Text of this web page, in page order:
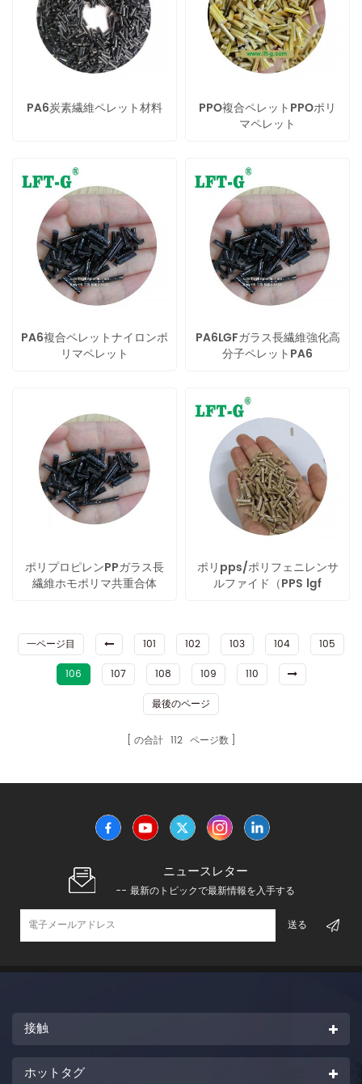
PA6炭素繊維ペレット材料
PPO複合ペレットPPOポリ
マペレット
PA6複合ペレットナイロンポ
リマペレット
PA6LGFガラス長繊維強化高
分子ペレットPA6
ポリプロピレンPPガラス長
繊維ホモポリマ共重合体
ポリpps/ポリフェニレンサ
ルファイド（PPS lgf
一ページ目 101 102 103 104
105
106
107 108 109
110
最後のページ
の合計 112 ページ数
ニュースレター
-- 最新のトピックで最新情報を入手する
接触
ホットタグ